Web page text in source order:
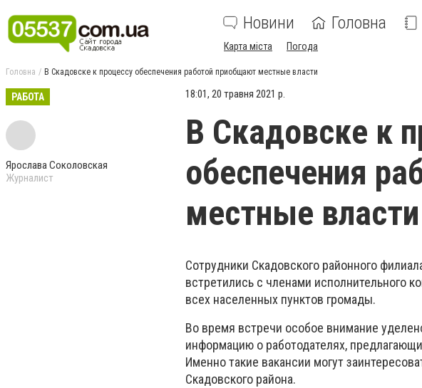
Новини Головна
Карта міста Погода
Головна В Скадовске к процессу обеспечения работой приобщают местные власти
РАБОТА
Ярослава Соколовская
Журналист
18:01, 20 травня 2021 р.
В Скадовске к
обеспечения
местные власти
Сотрудники Скадовского районного
встретились с членами исполнительного
всех населенных пунктов громады.
Во время встречи особое внимание
информацию о работодателях,
Именно такие вакансии могут
Скадовского района.